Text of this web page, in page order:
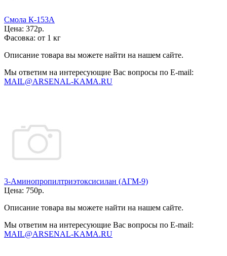
Смола К-153А
Цена: 372р.
Фасовка: от 1 кг
Описание товара вы можете найти на нашем сайте.
Мы ответим на интересующие Вас вопросы по E-mail:
MAIL@ARSENAL-KAMA.RU
3-Аминопропилтриэтоксисилан (АГМ-9)
Цена: 750р.
Описание товара вы можете найти на нашем сайте.
Мы ответим на интересующие Вас вопросы по E-mail:
MAIL@ARSENAL-KAMA.RU